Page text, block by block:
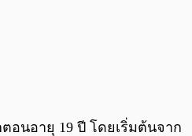
อนอายุ 19 ปี โดยเริ่มต้นจาก